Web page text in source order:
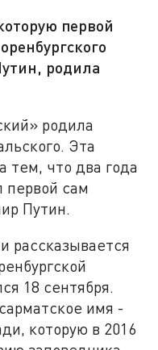
первой
родила
родила
Эта
тем, что два года
первой сам
Путин.
рассказывается
18 сентября.
имя -
которую в 2016